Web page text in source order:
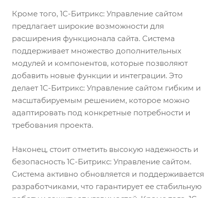
Кроме того, 1С-Битрикс: Управление сайтом
предлагает широкие возможности для
расширения функционала сайта. Система
поддерживает множество дополнительных
модулей и компонентов, которые позволяют
добавить новые функции и интеграции. Это
делает 1С-Битрикс: Управление сайтом гибким и
масштабируемым решением, которое можно
адаптировать под конкретные потребности и
требования проекта.
Наконец, стоит отметить высокую надежность и
безопасность 1С-Битрикс: Управление сайтом.
Система активно обновляется и поддерживается
разработчиками, что гарантирует ее стабильную